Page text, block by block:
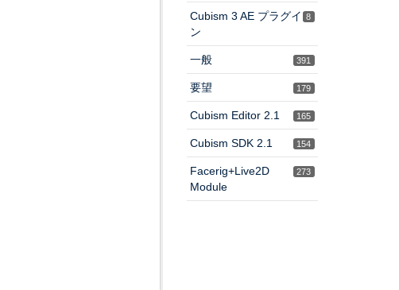
8
Cubism 3 AE プラグイ
ン
391
一般
179
要望
165
Cubism Editor 2.1
154
Cubism SDK 2.1
273
Facerig+Live2D
Module